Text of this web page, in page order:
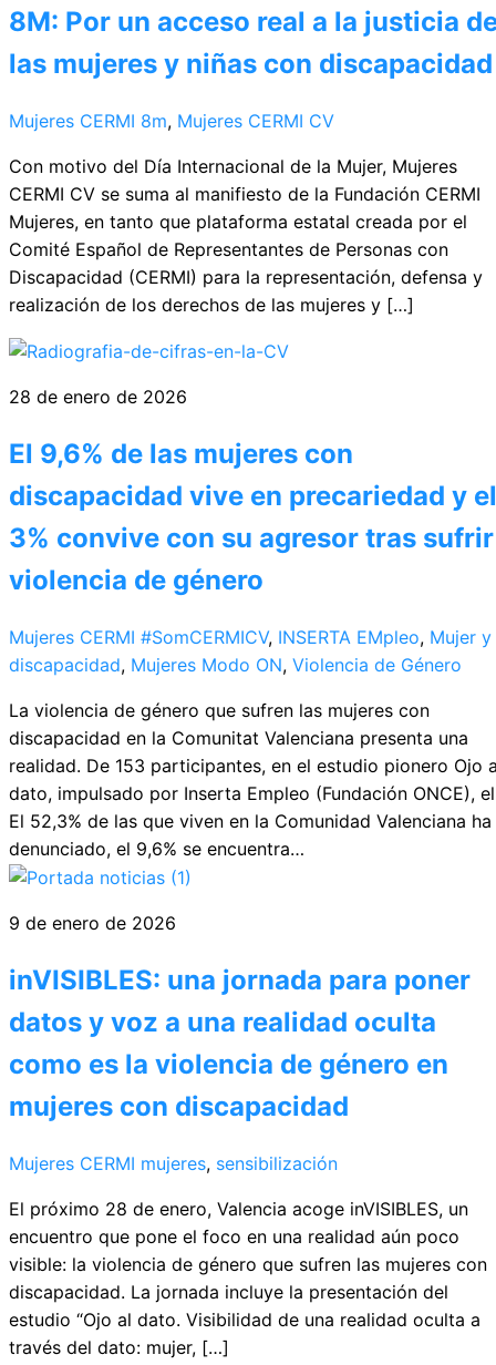
8M: Por un acceso real a la justicia
las mujeres y niñas con discapacidad
Mujeres CERMI 8m, Mujeres CERMI CV
Con motivo del Día Internacional de la Mujer, Mujeres
CERMI CV se suma al manifiesto de la Fundación CERMI
Mujeres, en tanto que plataforma estatal creada por el
Comité Español de Representantes de Personas con
Discapacidad (CERMI) para la representación, defensa y
realización de los derechos de las mujeres y […]
28 de enero de 2026
El 9,6% de las mujeres con
discapacidad vive en precariedad y el
3% convive con su agresor tras sufrir
violencia de género
Mujeres CERMI #SomCERMICV, INSERTA EMpleo, Mujer y
discapacidad, Mujeres Modo ON, Violencia de Género
La violencia de género que sufren las mujeres con
discapacidad en la Comunitat Valenciana presenta una
realidad. De 153 participantes, en el estudio pionero Ojo
dato, impulsado por Inserta Empleo (Fundación ONCE), el
El 52,3% de las que viven en la Comunidad Valenciana ha
denunciado, el 9,6% se encuentra…
9 de enero de 2026
inVISIBLES: una jornada para poner
datos y voz a una realidad oculta
como es la violencia de género en
mujeres con discapacidad
Mujeres CERMI mujeres, sensibilización
El próximo 28 de enero, Valencia acoge inVISIBLES, un
encuentro que pone el foco en una realidad aún poco
visible: la violencia de género que sufren las mujeres con
discapacidad. La jornada incluye la presentación del
estudio “Ojo al dato. Visibilidad de una realidad oculta a
través del dato: mujer, […]